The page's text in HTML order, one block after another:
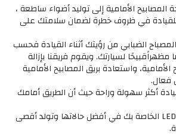
الأمامية إلى توليد أضواء ساطعة ،
في ظروف خطرة لضمان سلامتك على
الضبابي من رؤيتك أثناء القيادة فحسب
لسيارتك. ويقوم فريقنا بإزالة
واستعادة بريق المصابيح الأمامية
فعال.
أكثر سهولة وراحة حيث أن الطريق أمامك
تعمل مصابيح LED الخاصة بك في أفضل حالاتها وتولد أقصى